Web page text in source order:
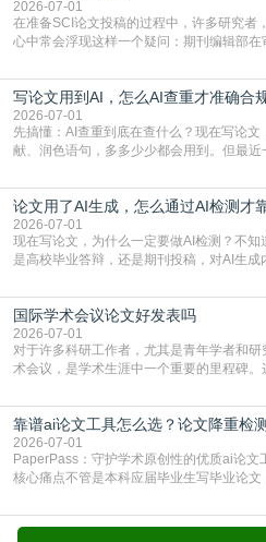
真的可以试试：初稿写完重复率远超要
2026-07-01
在准备SCI论文投稿的过程中，许多研究者
心中常会浮现这样一个疑问：期刊编辑部
论文的初审通过率。实际上，SCI期刊对重
或缺的一环。本篇AEIC学术交流中心小编就
一、查重是标准流程答案是明确的：绝大多
写论文用到AI，怎么AI查重才准确合
2026-07-01
先搞懂：AI查重到底在查什么？现在写论
献、润色语句，多多少少都会用到。但最近
须加做AI查重。很多人分不清，AI查重和
通查重查的是你的文字和已公开文献的重复
的内容里，有多少是AI生成的，防的是过
论文用了AI生成，怎么通过AI检测才
2026-07-01
现在写论文，为什么一定要做AI检测？不
是高校毕业答辩，还是期刊投稿，对AI生成
要求修改，还差点被判定学术不规范，真
刊，都已经明确出台了相关规定：如果使用
注，未标注的AI生成内容会被认定为不符合学
国际学术会议论文好发表吗
2026-07-01
对于许多科研工作者，尤其是青年学者和
术会议，是学术生涯中一个重要的里程碑
疑问：国际学术会议论文到底好不好发表
AEIC学术交流中心小编就为大家介绍“国际
文发表的相对优势与期刊论文相比，国际会
靠谱ai论文工具怎么选？论文降重检
2026-07-01
PaperPass：守护学术原创性的优质ai论
核心痛点不管是本科应届毕业生写毕业论文
自己逐句读逐句改，熬好几个大夜不说，
率超标，再返工太折腾。现在有了成熟的